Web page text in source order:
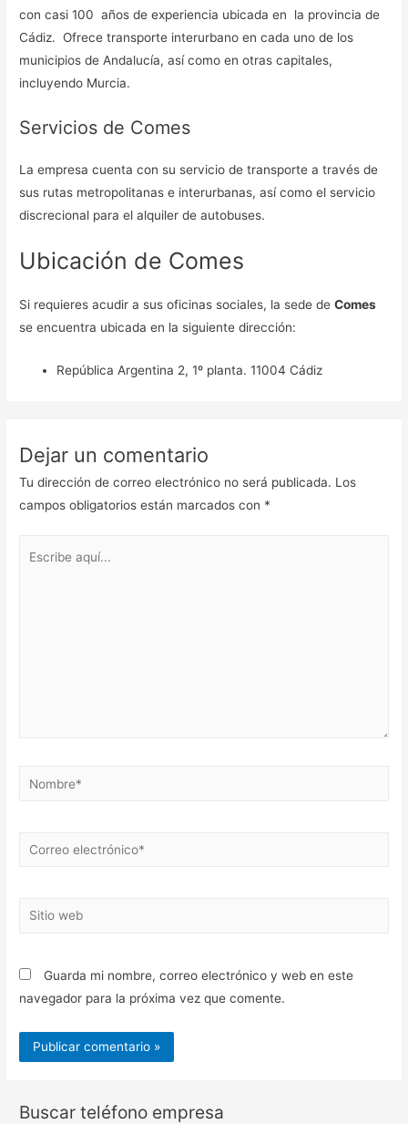
con casi 100 años de experiencia ubicada en la provincia de
Cádiz. Ofrece transporte interurbano en cada uno de los
municipios de Andalucía, así como en otras capitales,
incluyendo Murcia.
Servicios de Comes
La empresa cuenta con su servicio de transporte a través de
sus rutas metropolitanas e interurbanas, así como el servicio
discrecional para el alquiler de autobuses.
Ubicación de Comes
Si requieres acudir a sus oficinas sociales, la sede deComes
se encuentra ubicada en la siguiente dirección:
República Argentina 2, 1º planta. 11004 Cádiz
Dejar un comentario
Tu dirección de correo electrónico no será publicada. Los
campos obligatorios están marcados con *
Nombre*
Correo
Sitio
Guarda mi nombre, correo electrónico y web en este
navegador para la próxima vez que comente.
Buscar teléfono empresa